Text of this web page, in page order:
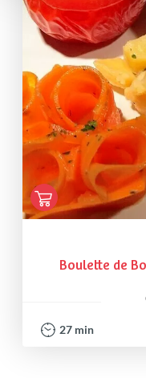
Boulette de
27 min